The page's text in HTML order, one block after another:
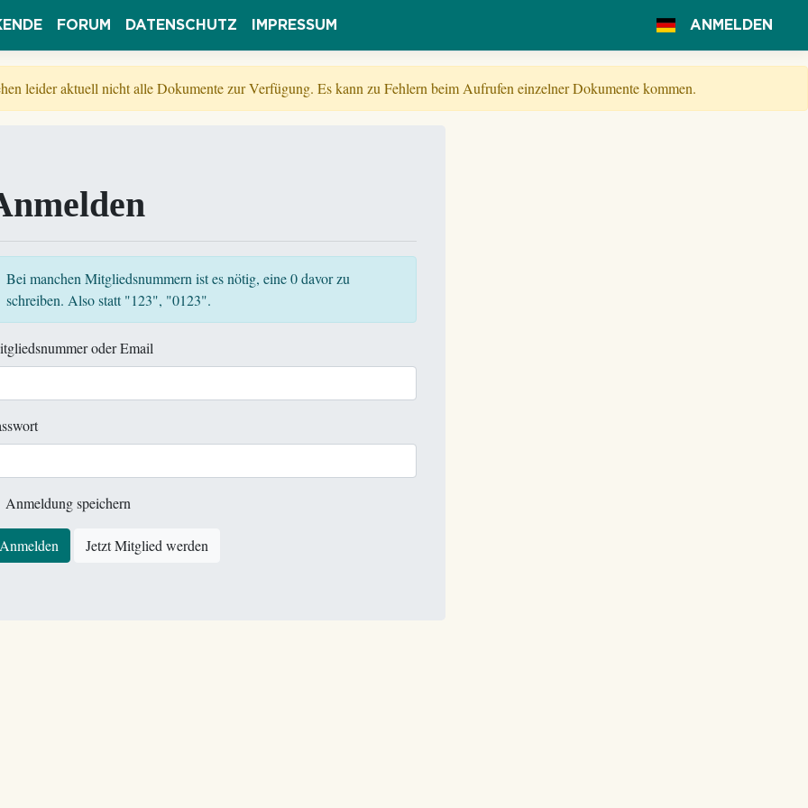
FORUM DATENSCHUTZ IMPRESSUM ANMELDEN
leider aktuell nicht alle Dokumente zur Verfügung. Es kann zu Fehlern beim Aufrufen einzelner Dokumente kommen.
Bei manchen Mitgliedsnummern ist es nötig, eine 0 davor zu
schreiben. Also statt "123", "0123".
oder Email
Anmeldung speichern
Anmelden Jetzt Mitglied werden